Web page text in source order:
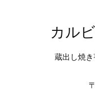
カル
蔵出し焼